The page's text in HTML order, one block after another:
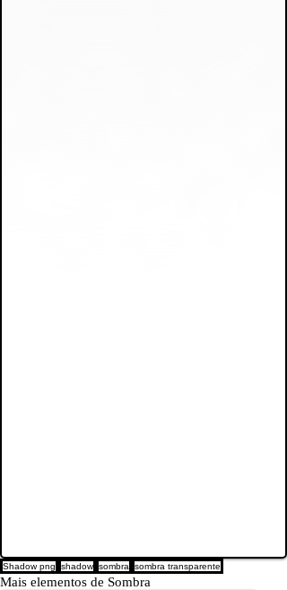
Shadow png shadow sombra sombra transparente